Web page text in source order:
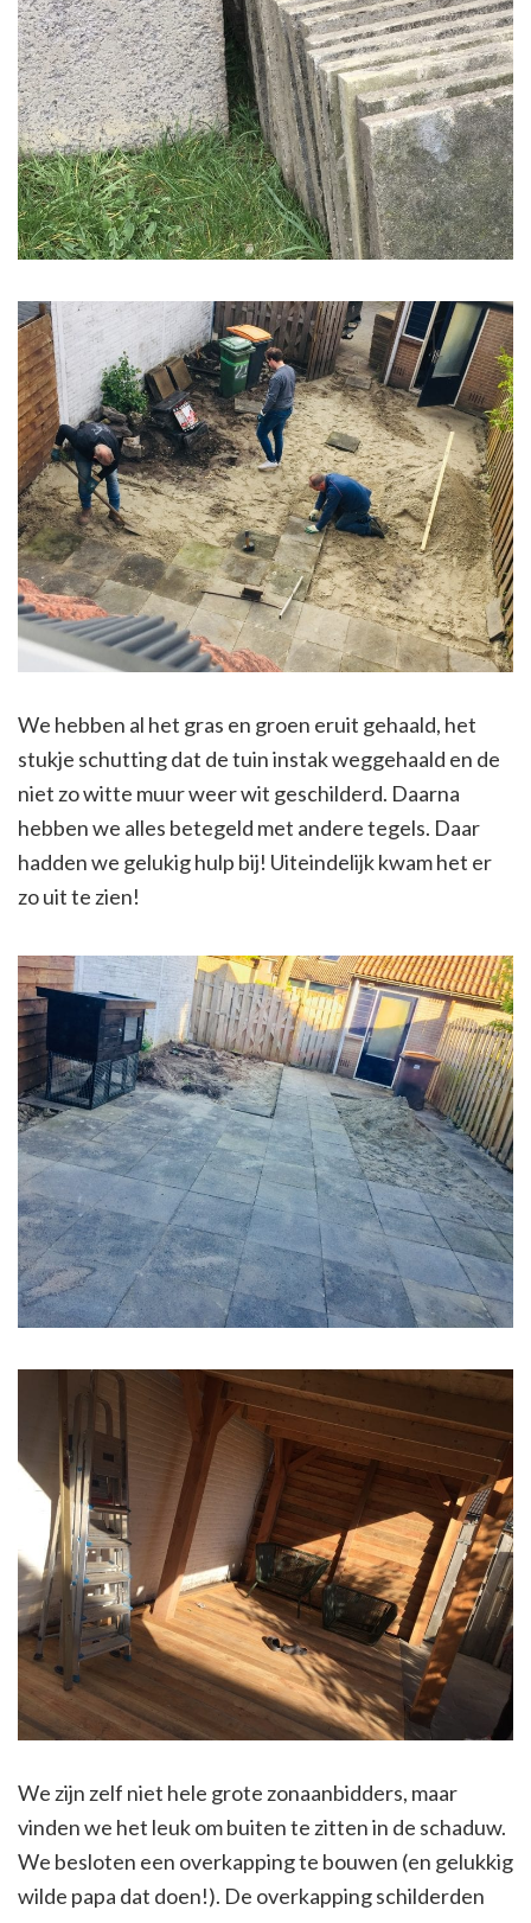
We hebben al het gras en groen eruit gehaald, het
stukje schutting dat de tuin instak weggehaald en de
niet zo witte muur weer wit geschilderd. Daarna
hebben we alles betegeld met andere tegels. Daar
hadden we gelukig hulp bij! Uiteindelijk kwam het er
zo uit te zien!
We zijn zelf niet hele grote zonaanbidders, maar
vinden we het leuk om buiten te zitten in de schaduw.
We besloten een overkapping te bouwen (en gelukkig
wilde papa dat doen!). De overkapping schilderden